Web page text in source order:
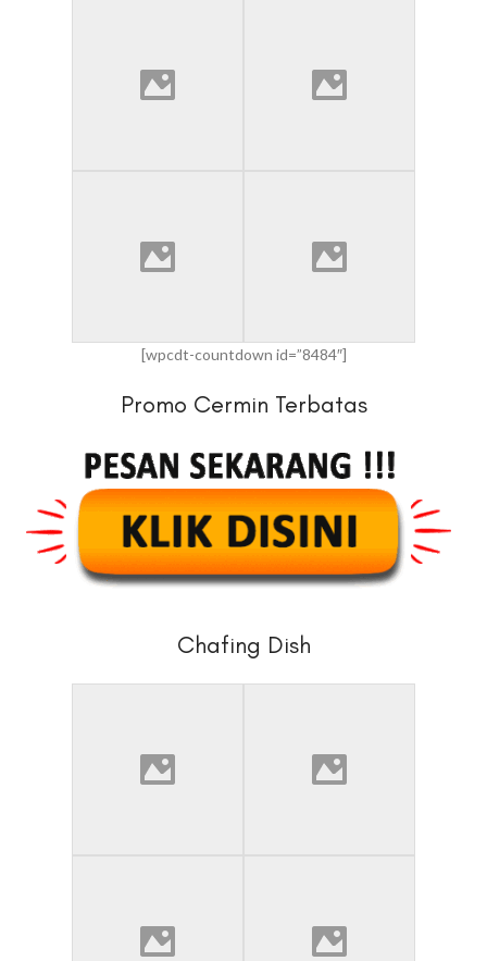
[wpcdt-countdown id=”8484″]
Promo Cermin Terbatas
Chafing Dish